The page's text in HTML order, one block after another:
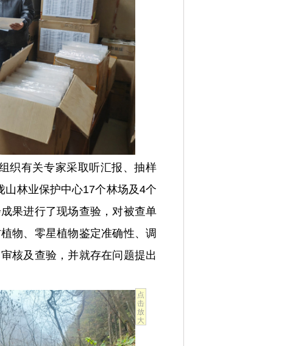
织有关专家采取听汇报、抽样
林业保护中心17个林场及4个
果进行了现场查验，对被查单
物、零星植物鉴定准确性、调
核及查验，并就存在问题提出
点
击
放
大